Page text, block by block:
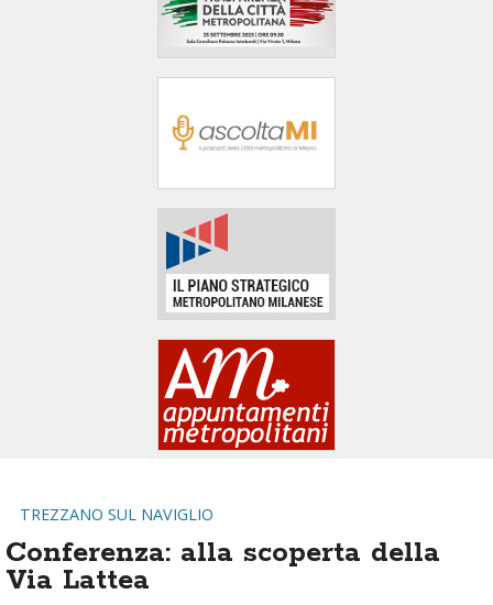
TREZZANO SUL NAVIGLIO
Conferenza: alla scoperta della
Via Lattea